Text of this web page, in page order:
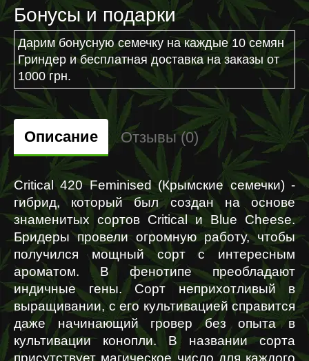
Бонусы и подарки
Дарим бонусную семечку на каждые 10 семян
Гриндер и бесплатная доставка на заказы от
1000 грн.
Описание Отзывы (0)
Critical 420 Feminised (Крымские семечки) -
гибрид, который был создан на основе
знаменитых сортов Critical и Blue Cheese.
Бридеры провели огромную работу, чтобы
получился мощный сорт с интересным
ароматом. В фенотипе преобладают
индичные гены. Сорт неприхотливый в
выращивании, с его культивацией справится
даже начинающий гровер без опыта в
культивации конопли. В названии сорта
присутствует магическое число для каждого